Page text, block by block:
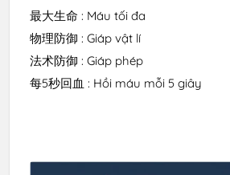
最大生命 : Máu tối đa
物理防御 : Giáp vật lí
法术防御 : Giáp phép
每5秒回血 : Hồi máu mỗi 5 giây